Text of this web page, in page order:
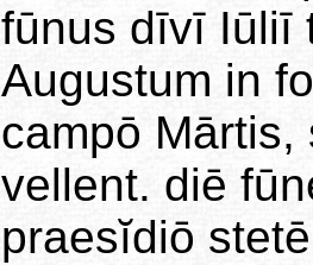
fūnus dīvī Iūliī
Augustum in
campō
vellent. diē
praesĭdiō